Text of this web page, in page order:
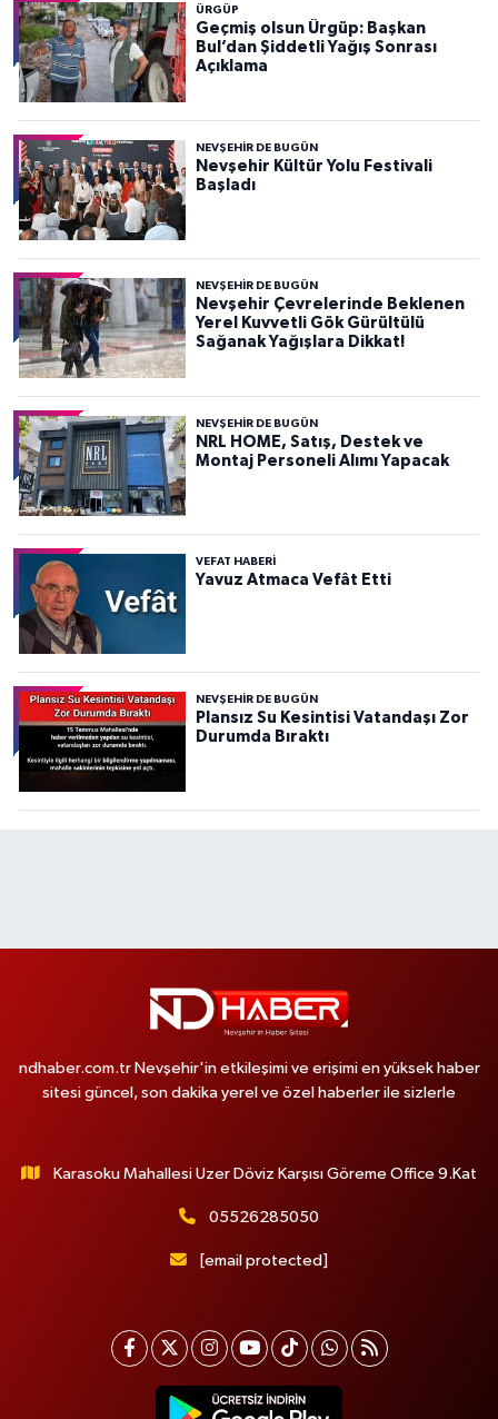
ÜRGÜP
Geçmiş olsun Ürgüp: Başkan
Bul’dan Şiddetli Yağış Sonrası
Açıklama
NEVŞEHIR DE BUGÜN
Nevşehir Kültür Yolu Festivali
Başladı
NEVŞEHIR DE BUGÜN
Nevşehir Çevrelerinde Beklenen
Yerel Kuvvetli Gök Gürültülü
Sağanak Yağışlara Dikkat!
NEVŞEHIR DE BUGÜN
NRL HOME, Satış, Destek ve
Montaj Personeli Alımı Yapacak
VEFAT HABERI
Yavuz Atmaca Vefât Etti
NEVŞEHIR DE BUGÜN
Plansız Su Kesintisi Vatandaşı Zor
Durumda Bıraktı
ndhaber.com.tr Nevşehir'in etkileşimi ve erişimi en yüksek haber
sitesi güncel, son dakika yerel ve özel haberler ile sizlerle
Karasoku Mahallesi Uzer Döviz Karşısı Göreme Office 9.Kat
05526285050
[email protected]